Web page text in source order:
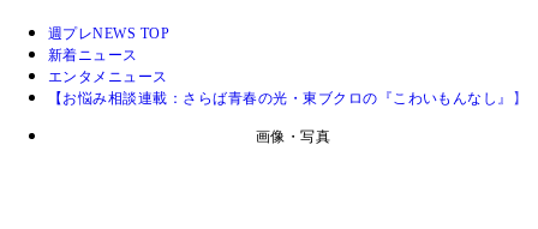
週プレNEWS TOP
新着ニュース
エンタメニュース
【お悩み相談連載：さらば青春の光・東ブクロの『こわいもんなし』
画像・写真